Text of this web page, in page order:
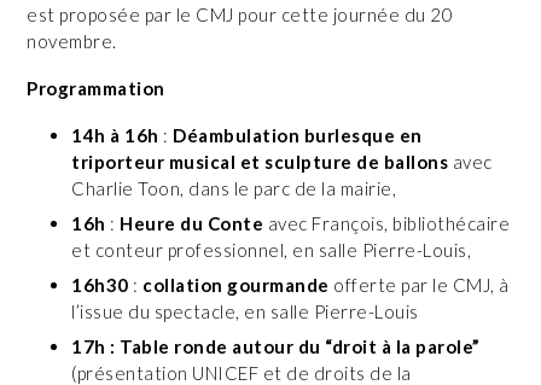
est proposée par le CMJ pour cette journée du 20
novembre.
Programmation
14h à 16h : Déambulation burlesque en
triporteur musical et sculpture de ballons avec
Charlie Toon, dans le parc de la mairie,
16h : Heure du Conte avec François, bibliothécaire
et conteur professionnel, en salle Pierre-Louis,
16h30 : collation gourmande offerte par le CMJ, à
l’issue du spectacle, en salle Pierre-Louis
17h : Table ronde autour du “droit à la parole”
(présentation UNICEF et de droits de la